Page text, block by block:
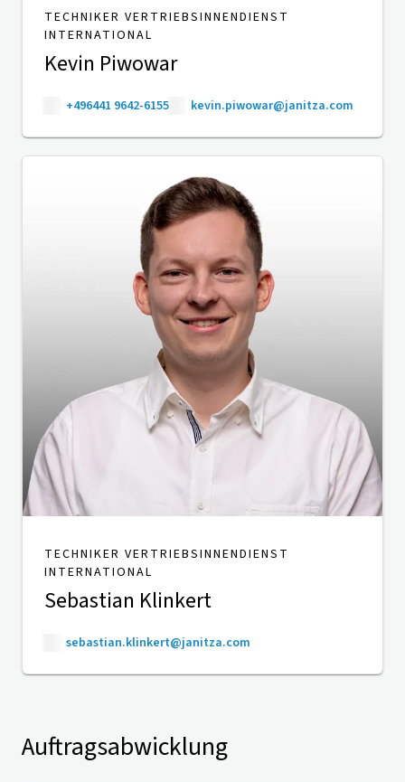
TECHNIKER VERTRIEBSINNENDIENST
INTERNATIONAL
Kevin Piwowar
+496441 9642-6155 kevin.piwowar@janitza.com
TECHNIKER VERTRIEBSINNENDIENST
INTERNATIONAL
Sebastian Klinkert
sebastian.klinkert@janitza.com
Auftragsabwicklung